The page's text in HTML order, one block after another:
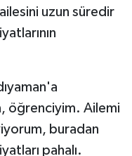
uzun süredir
öğrenciyim. Ailemi
buradan
pahalı.